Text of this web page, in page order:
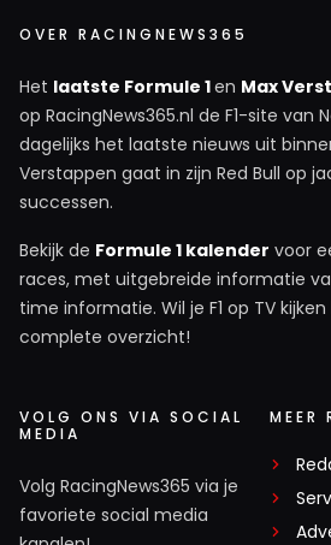
OVER RACINGNEWS365
Het laatste Formule 1en Max
op RacingNews365.nl de F1-site van
dagelijks het laatste nieuws uit
Verstappen gaat in zijn Red Bull op
successen.
Bekijk de Formule 1 kalender voor
races, met uitgebreide informatie
time informatie. Wil je F1 op TV
complete overzicht!
VOLG ONS VIA SOCIAL
MEDIA
Volg RacingNews365 via je
favoriete social media
MEER